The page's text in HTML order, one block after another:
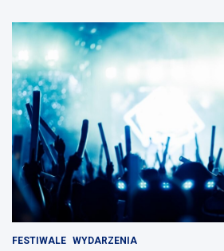
FESTIWALE WYDARZENIA